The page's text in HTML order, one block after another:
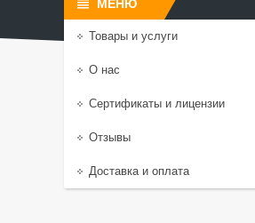
Товары и услуги
О нас
Сертификаты и лицензии
Отзывы
Доставка и оплата